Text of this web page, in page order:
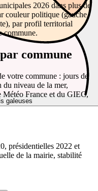
galeuses
2026 dans plus de
couleur politique (gauche,
par profil territorial
commune.
commune
votre commune : jours de
du niveau de la mer,
Météo France et du GIEC,
présidentielles 2022 et
de la mairie, stabilité